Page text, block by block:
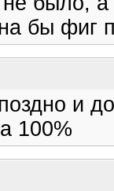
бы фиг
и
100%